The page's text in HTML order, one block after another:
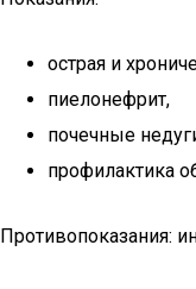
острая и
пиелонефрит,
почечные
профилактика
Противопоказания: